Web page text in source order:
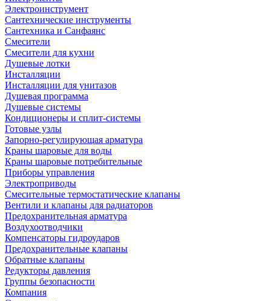
Электроинструмент
Сантехнические инструменты
Сантехника и Санфаянс
Смесители
Смесители для кухни
Душевые лотки
Инсталляции
Инсталляции для унитазов
Душевая программа
Душевые системы
Кондиционеры и сплит-системы
Готовые узлы
Запорно-регулирующая арматура
Краны шаровые для воды
Краны шаровые потребительные
Приборы управления
Электроприводы
Смесительные термостатические клапаны
Вентили и клапаны для радиаторов
Предохранительная арматура
Воздухоотводчики
Компенсаторы гидроударов
Предохранительные клапаны
Обратные клапаны
Редукторы давления
Группы безопасности
Компания